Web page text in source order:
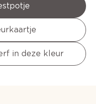
in deze kleur